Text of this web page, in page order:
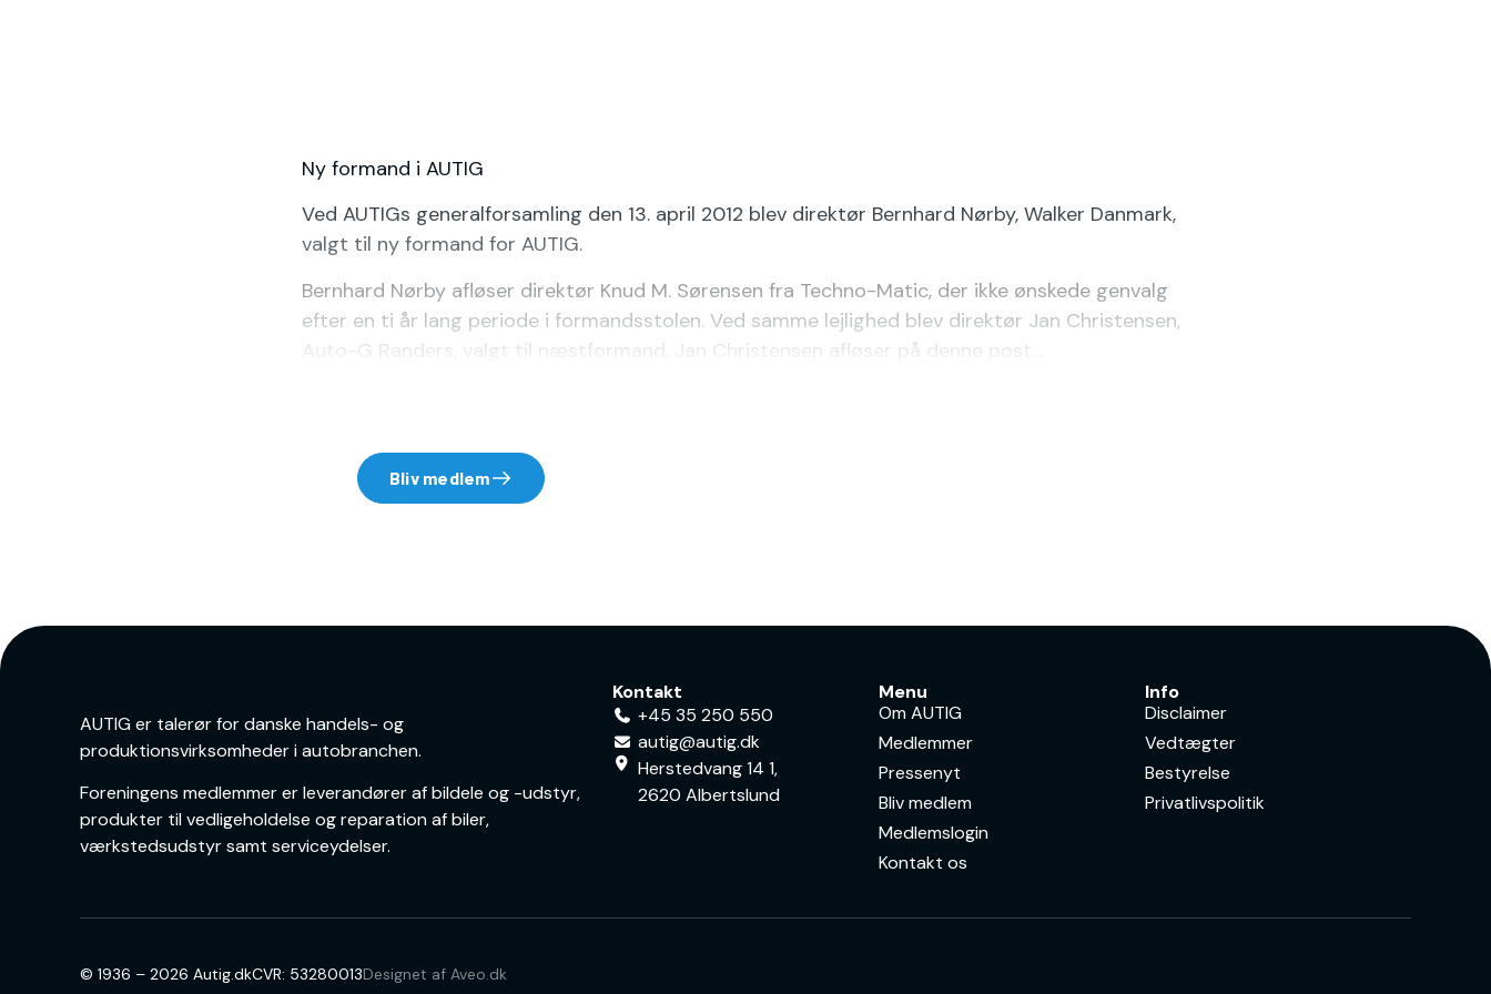
Ny formand i AUTIG
Ved AUTIGs generalforsamling den 13. april 2012 blev direktør Bernhard Nørby, Walker Danmark,
valgt til ny formand for AUTIG.
Bernhard Nørby afløser direktør Knud M. Sørensen fra Techno-Matic, der ikke ønskede genvalg
efter en ti år lang periode i formandsstolen. Ved samme lejlighed blev direktør Jan Christensen,
Auto-G Randers, valgt til næstformand. Jan Christensen afløser på denne post...
Bliv medlem
AUTIG er talerør for danske handels- og
produktionsvirksomheder i autobranchen.
Foreningens medlemmer er leverandører af bildele og -udstyr,
produkter til vedligeholdelse og reparation af biler,
værkstedsudstyr samt serviceydelser.
Kontakt
+45 35 250 550
autig@autig.dk
Herstedvang 14 1,
2620 Albertslund
Menu
Om AUTIG
Medlemmer
Pressenyt
Bliv medlem
Medlemslogin
Kontakt os
Info
Disclaimer
Vedtægter
Bestyrelse
Privatlivspolitik
© 1936 – 2026 Autig.dkCVR: 53280013Designet af Aveo.dk